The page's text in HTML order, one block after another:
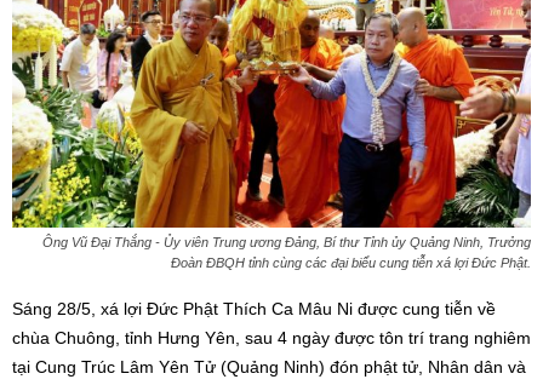
Ông Vũ Đại Thắng - Ủy viên Trung ương Đảng, Bí thư Tỉnh ủy Quảng Ninh, Trưởng
Đoàn ĐBQH tỉnh cùng các đại biểu cung tiễn xá lợi Đức Phật.
Sáng 28/5, xá lợi Đức Phật Thích Ca Mâu Ni được cung tiễn về
chùa Chuông, tỉnh Hưng Yên, sau 4 ngày được tôn trí trang nghiêm
tại Cung Trúc Lâm Yên Tử (Quảng Ninh) đón phật tử, Nhân dân và